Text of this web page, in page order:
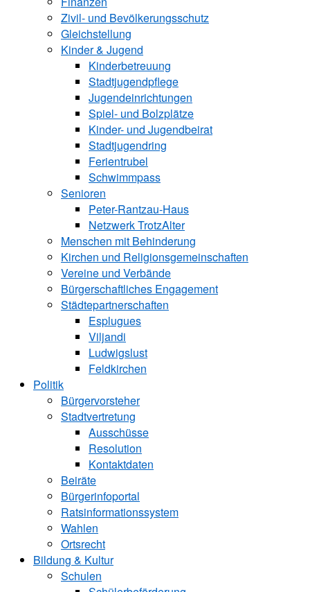
Zivil- und Bevölkerungsschutz
Gleichstellung
Kinder & Jugend
Kinderbetreuung
Stadtjugendpflege
Jugendeinrichtungen
Spiel- und Bolzplätze
Kinder- und Jugendbeirat
Stadtjugendring
Ferientrubel
Schwimmpass
Senioren
Peter-Rantzau-Haus
Netzwerk TrotzAlter
Menschen mit Behinderung
Kirchen und ­Religionsgemeinschaften
Vereine und Verbände
Bürgerschaftliches Engagement
Städtepartnerschaften
Esplugues
Viljandi
Ludwigslust
Feldkirchen
Politik
Bürgervorsteher
Stadtvertretung
Ausschüsse
Resolution
Kontaktdaten
Beiräte
Bürgerinfoportal
Ratsinformationssystem
Wahlen
Ortsrecht
Bildung & Kultur
Schulen